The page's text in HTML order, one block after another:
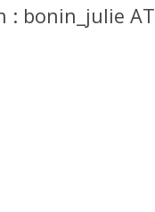
: bonin_julie AT